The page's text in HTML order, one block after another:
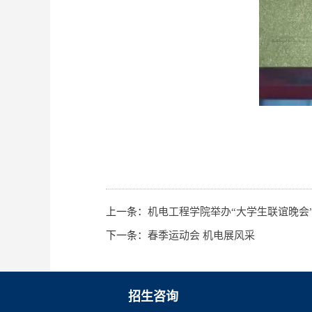
上一条： 机电工程学院举办“大学生联谊晚会
下一条： 春季运动会 机电展风采
招生咨询